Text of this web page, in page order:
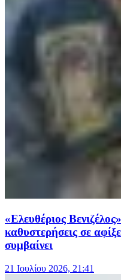
«Ελευθέριος
καθυστερήσεις σε
συμβαίνει
21 Ιουλίου 2026, 21:41